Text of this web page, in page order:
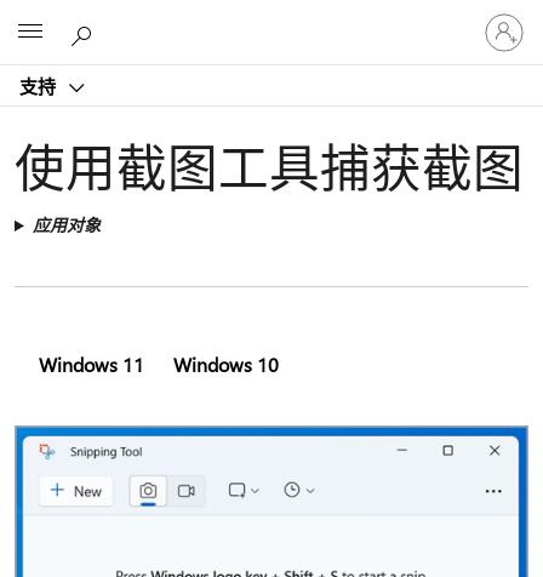
支持
请
登
录
帐
户
使用截图工具捕获截图
应用对象
Windows 11 Windows 10